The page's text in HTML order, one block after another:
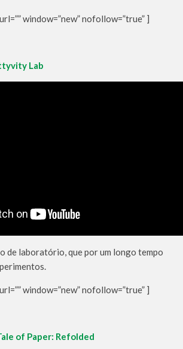
window=”new” nofollow=”true” ]
Lab
de laboratório, que por um longo tempo
window=”new” nofollow=”true” ]
of Paper: Refolded